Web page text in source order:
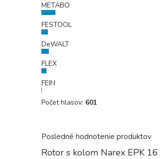
METABO
FESTOOL
DeWALT
FLEX
FEIN
Počet hlasov: 601
Posledné hodnotenie produktov
Rotor s kolom Narex EPK 16